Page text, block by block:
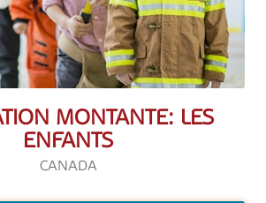
MONTANTE: LES
ENFANTS
CANADA